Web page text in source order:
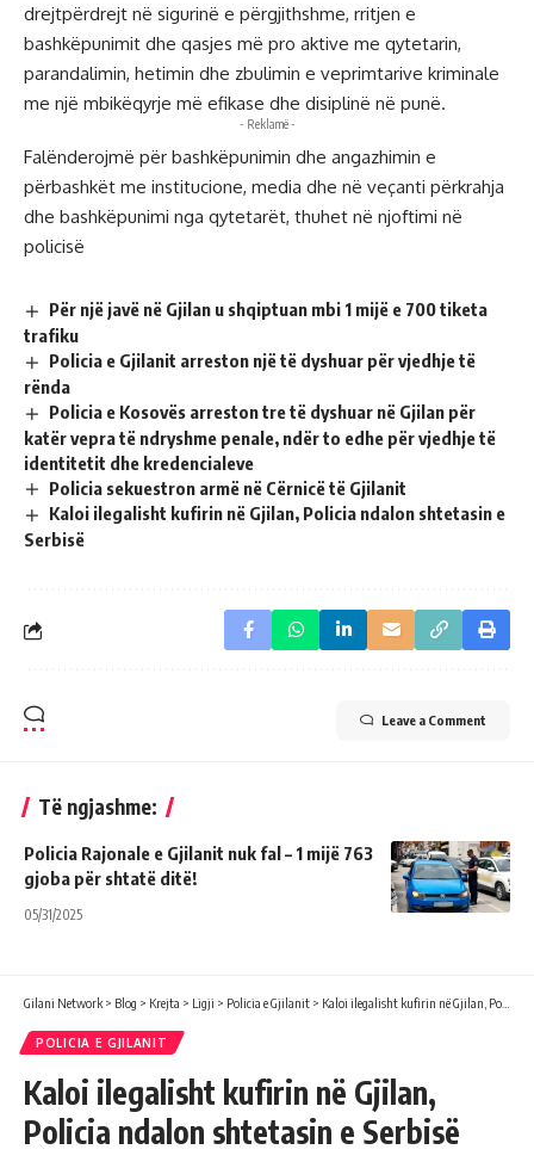
drejtpërdrejt në sigurinë e përgjithshme, rritjen e
bashkëpunimit dhe qasjes më pro aktive me qytetarin,
parandalimin, hetimin dhe zbulimin e veprimtarive kriminale
me një mbikëqyrje më efikase dhe disiplinë në punë.
- Reklamë -
Falënderojmë për bashkëpunimin dhe angazhimin e
përbashkët me institucione, media dhe në veçanti përkrahja
dhe bashkëpunimi nga qytetarët, thuhet në njoftimi në
policisë
Për një javë në Gjilan u shqiptuan mbi 1 mijë e 700 tiketa
trafiku
Policia e Gjilanit arreston një të dyshuar për vjedhje të
rënda
Policia e Kosovës arreston tre të dyshuar në Gjilan për
katër vepra të ndryshme penale, ndër to edhe për vjedhje të
identitetit dhe kredencialeve
Policia sekuestron armë në Cërnicë të Gjilanit
Kaloi ilegalisht kufirin në Gjilan, Policia ndalon shtetasin e
Serbisë
Leave a Comment
Të ngjashme:
Policia Rajonale e Gjilanit nuk fal – 1 mijë 763
gjoba për shtatë ditë!
05/31/2025
Gilani Network > Blog > Krejta > Ligji > Policia e Gjilanit > Kaloi ilegalisht kufirin në Gjilan, Policia ndalon shtetasin e Serbisë
POLICIA E GJILANIT
Kaloi ilegalisht kufirin në Gjilan,
Policia ndalon shtetasin e Serbisë